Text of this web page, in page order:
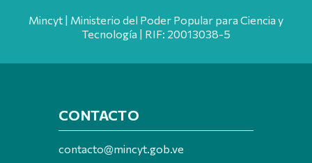
Mincyt | Ministerio del Poder Popular para Ciencia y
Tecnología | RIF: 20013038-5
CONTACTO
contacto@mincyt.gob.ve